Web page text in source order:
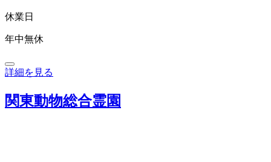
休業日
年中無休
詳細を見る
関東動物総合霊園